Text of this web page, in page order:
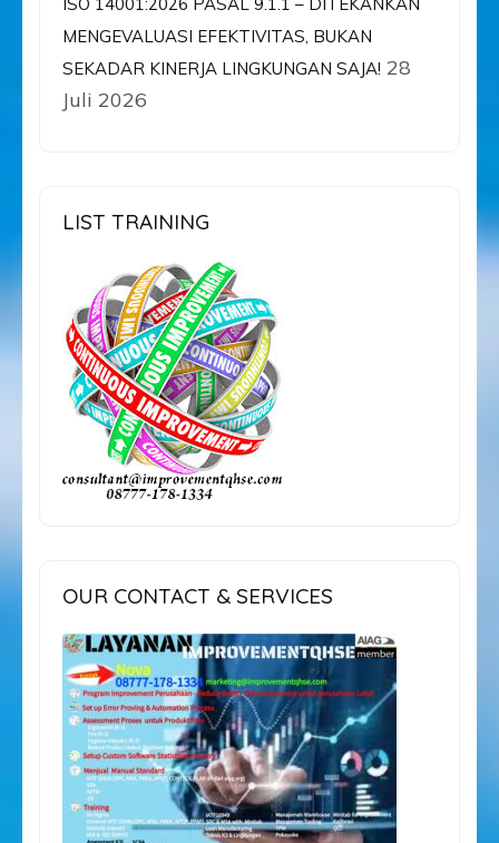
MENGEVALUASI EFEKTIVITAS, BUKAN
SEKADAR KINERJA LINGKUNGAN SAJA! 28
Juli 2026
LIST TRAINING
OUR CONTACT & SERVICES